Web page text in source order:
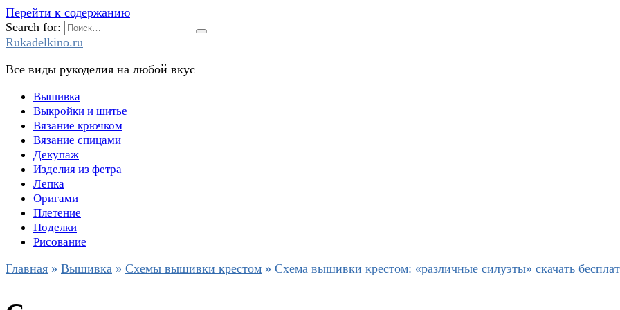
Перейти к содержанию
Search for:
Rukadelkino.ru
Все виды рукоделия на любой вкус
Вышивка
Выкройки и шитье
Вязание крючком
Вязание спицами
Декупаж
Изделия из фетра
Лепка
Оригами
Плетение
Поделки
Рисование
Главная » Вышивка » Схемы вышивки крестом » Схема вышивки крестом: «различные силуэты» скачать